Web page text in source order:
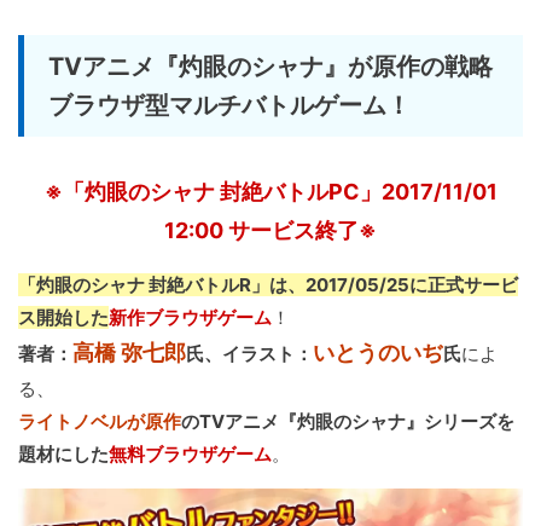
TVアニメ『灼眼のシャナ』が原作の戦略
ブラウザ型マルチバトルゲーム！
※「灼眼のシャナ 封絶バトルPC」2017/11/01
12:00 サービス終了※
「灼眼のシャナ 封絶バトルR」は、2017/05/25に正式サービ
ス開始した新作ブラウザゲーム ！
著者： 高橋 弥七郎氏、イラスト： いとうのいぢ氏によ
る、
ライトノベルが原作のTVアニメ『灼眼のシャナ』シリーズを
題材にした無料ブラウザゲーム。